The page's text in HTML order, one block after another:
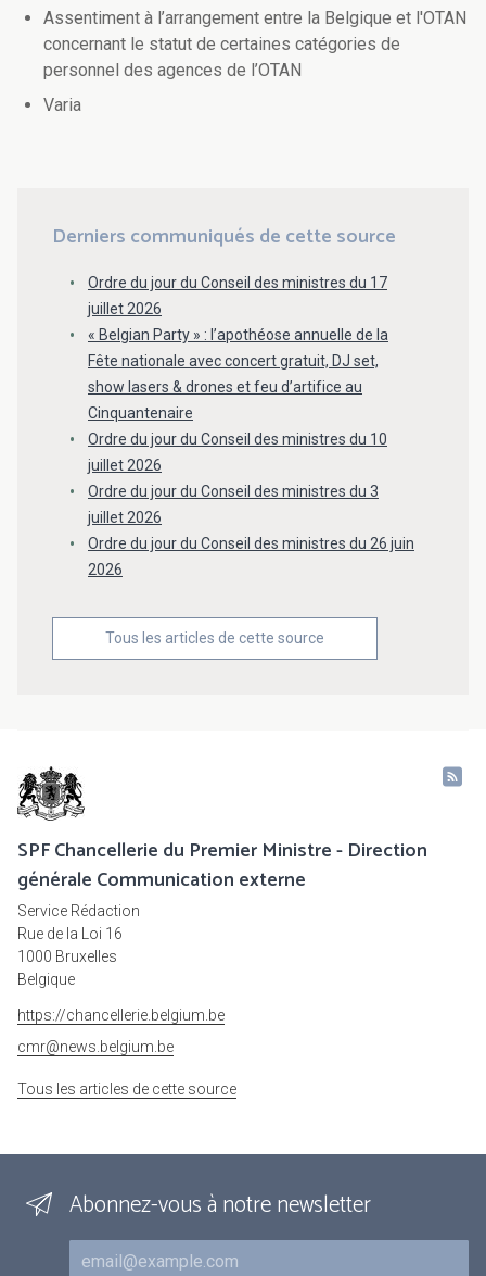
Assentiment à l’arrangement entre la Belgique et l'OTAN
concernant le statut de certaines catégories de
personnel des agences de l’OTAN
Varia
Derniers communiqués de cette source
Ordre du jour du Conseil des ministres du 17
juillet 2026
« Belgian Party » : l’apothéose annuelle de la
Fête nationale avec concert gratuit, DJ set,
show lasers & drones et feu d’artifice au
Cinquantenaire
Ordre du jour du Conseil des ministres du 10
juillet 2026
Ordre du jour du Conseil des ministres du 3
juillet 2026
Ordre du jour du Conseil des ministres du 26 juin
2026
Tous les articles de cette source
SPF Chancellerie du Premier Ministre - Direction
générale Communication externe
Service Rédaction
Rue de la Loi 16
1000 Bruxelles
Belgique
https://chancellerie.belgium.be
cmr@news.belgium.be
Tous les articles de cette source
Abonnez-vous à notre newsletter
Courriel